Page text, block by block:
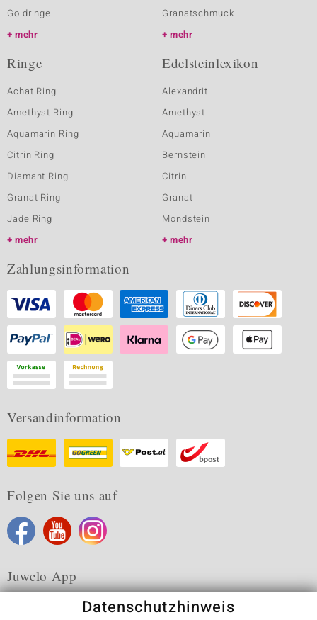
Goldringe
mehr
Granatschmuck
mehr
Ringe
Achat Ring
Amethyst Ring
Aquamarin Ring
Citrin Ring
Diamant Ring
Granat Ring
Jade Ring
mehr
Edelsteinlexikon
Alexandrit
Amethyst
Aquamarin
Bernstein
Citrin
Granat
Mondstein
mehr
Zahlungsinformation
Versandinformation
Folgen Sie uns auf
Juwelo App
Datenschutzhinweis